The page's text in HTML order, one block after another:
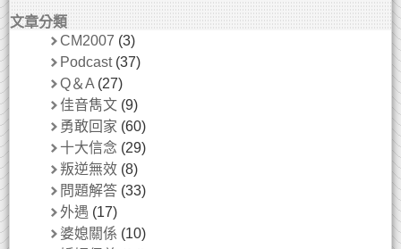
文章分類
CM2007 (3)
Podcast(37)
Q＆A (27)
佳音雋文 (9)
勇敢回家 (60)
十大信念 (29)
叛逆無效 (8)
問題解答 (33)
外遇 (17)
婆媳關係 (10)